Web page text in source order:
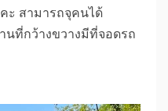
ะ สามารถจุคนได้
นที่กว้างขวางมีที่จอดรถ